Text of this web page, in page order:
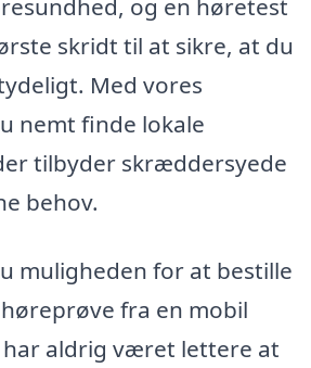
og en høretest
skridt til at sikre, at du
Med vores
nemt finde lokale
tilbyder skræddersyede
behov.
muligheden for at bestille
fra en mobil
aldrig været lettere at